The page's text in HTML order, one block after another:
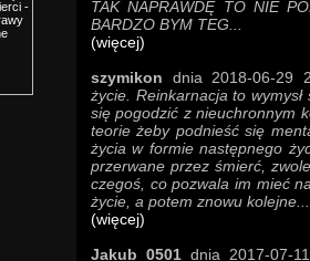
TAK NAPRAWDĘ TO NIE
BARDZO BYM TEG...
(więcej)
szymikon dnia 2018-06-29
życie. Reinkarnacja to
się pogodzić z nieuchronnym
teorie żeby podnieść się
życia w formie następnego
przerwane przez śmierć,
czegoś, co pozwala im mieć
życie, a potem znowu
(więcej)
Jakub 0501dnia 2017-07-